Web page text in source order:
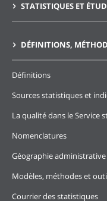
STATISTIQUES ET
DÉFINITIONS,
Définitions
Sources statistiques et
La qualité dans le Service
Nomenclatures
Géographie
Modèles, méthodes et
Courrier des statistiques